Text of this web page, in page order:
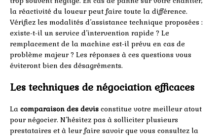
la réactivité du loueur peut faire toute la différence.
Vérifiez les modalités d’assistance technique proposées :
existe-t-il un service d’intervention rapide ? Le
remplacement de la machine est-il prévu en cas de
problème majeur ? Les réponses à ces questions vous
éviteront bien des désagréments.
Les techniques de négociation efficaces
La comparaison des devis constitue votre meilleur atout
pour négocier. N’hésitez pas à solliciter plusieurs
prestataires et à leur faire savoir que vous consultez la